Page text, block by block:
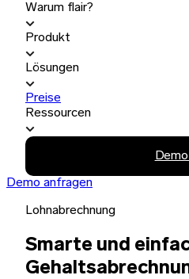
Warum flair?
Produkt
Lösungen
Preise
Ressourcen
Demo anfragen
Lohnabrechnung
Smarte und